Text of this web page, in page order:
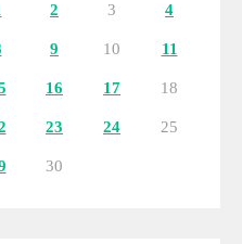
2 3 4
9 10 11
16 17 18
23 24 25
30